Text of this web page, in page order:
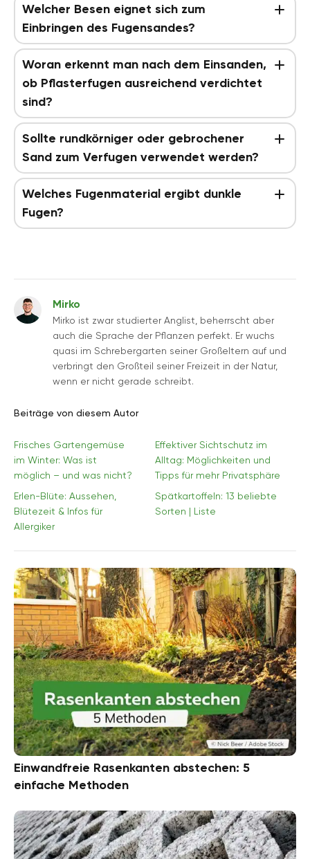
Welcher Besen eignet sich zum
Einbringen des Fugensandes?
Woran erkennt man nach dem Einsanden,
ob Pflasterfugen ausreichend verdichtet
sind?
Sollte rundkörniger oder gebrochener
Sand zum Verfugen verwendet werden?
Welches Fugenmaterial ergibt dunkle
Fugen?
Mirko
Mirko ist zwar studierter Anglist, beherrscht aber
auch die Sprache der Pflanzen perfekt. Er wuchs
quasi im Schrebergarten seiner Großeltern auf und
verbringt den Großteil seiner Freizeit in der Natur,
wenn er nicht gerade schreibt.
Beiträge von diesem Autor
Frisches Gartengemüse
im Winter: Was ist
möglich – und was nicht?
Effektiver Sichtschutz im
Alltag: Möglichkeiten und
Tipps für mehr Privatsphäre
Erlen-Blüte: Aussehen,
Blütezeit & Infos für
Allergiker
Spätkartoffeln: 13 beliebte
Sorten | Liste
Einwandfreie Rasenkanten abstechen: 5
einfache Methoden